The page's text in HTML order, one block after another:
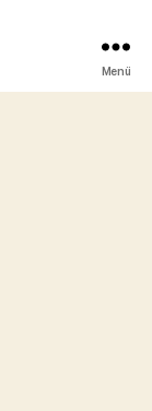
Menü